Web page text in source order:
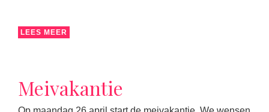
LEES MEER
Meivakantie